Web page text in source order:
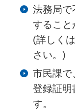
法務局で
すること
(詳しく
さい。)
市民課で
登録証明
す。